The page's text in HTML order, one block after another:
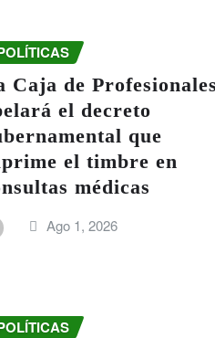
Caja de Profesionales
el decreto
que
el timbre en
médicas
Ago 1, 2026